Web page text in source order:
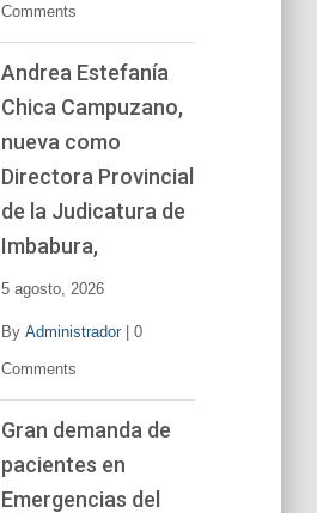
Comments
Andrea Estefanía
Chica Campuzano,
nueva como
Directora Provincial
de la Judicatura de
Imbabura,
5 agosto, 2026
By Administrador| 0
Comments
Gran demanda de
pacientes en
Emergencias del